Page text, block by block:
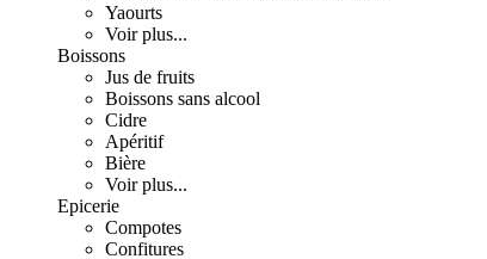
Yaourts
Voir plus...
Boissons
Jus de fruits
Boissons sans alcool
Cidre
Apéritif
Bière
Voir plus...
Epicerie
Compotes
Confitures